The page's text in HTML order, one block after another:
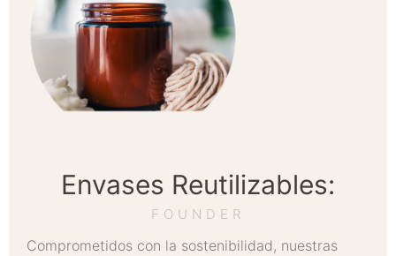
Envases Reutilizables:
FOUNDER
Comprometidos con la sostenibilidad, nuestras